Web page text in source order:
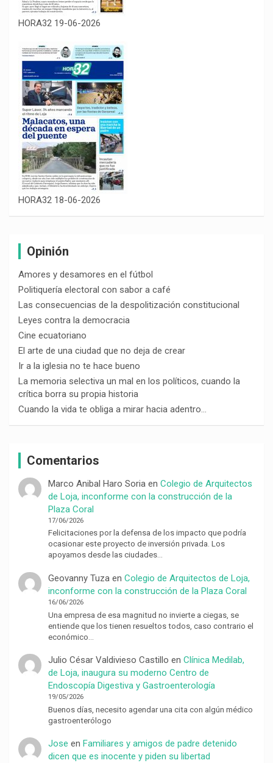
HORA32 19-06-2026
HORA32 18-06-2026
Opinión
Amores y desamores en el fútbol
Politiquería electoral con sabor a café
Las consecuencias de la despolitización constitucional
Leyes contra la democracia
Cine ecuatoriano
El arte de una ciudad que no deja de crear
Ir a la iglesia no te hace bueno
La memoria selectiva un mal en los políticos, cuando la
crítica borra su propia historia
Cuando la vida te obliga a mirar hacia adentro…
Comentarios
Marco Anibal Haro Soriaen Colegio de Arquitectos
de Loja, inconforme con la construcción de la
Plaza Coral
17/06/2026
Felicitaciones por la defensa de los impacto que podría
ocasionar este proyecto de inversión privada. Los
apoyamos desde las ciudades…
Geovanny Tuzaen Colegio de Arquitectos de Loja,
inconforme con la construcción de la Plaza Coral
16/06/2026
Una empresa de esa magnitud no invierte a ciegas, se
entiende que los tienen resueltos todos, caso contrario el
económico…
Julio César Valdivieso Castillo en Clínica Medilab,
de Loja, inaugura su moderno Centro de
Endoscopía Digestiva y Gastroenterología
19/05/2026
Buenos días, necesito agendar una cita con algún médico
gastroenterólogo
Jose en Familiares y amigos de padre detenido
dicen que es inocente y piden su libertad